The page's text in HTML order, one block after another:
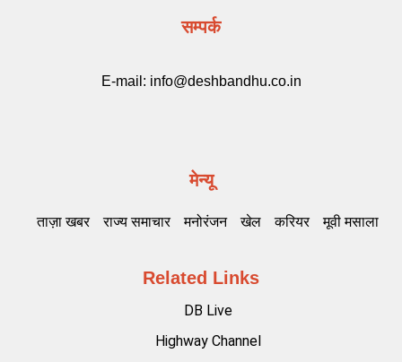
सम्पर्क
E-mail: info@deshbandhu.co.in
मेन्यू
ताज़ा खबर राज्य समाचार मनोरंजन खेल करियर मूवी मसाला
Related Links
DB Live
Highway Channel